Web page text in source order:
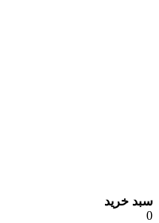
سبد خرید
0